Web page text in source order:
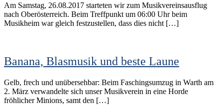
Am Samstag, 26.08.2017 starteten wir zum Musikvereinsausflug
nach Oberösterreich. Beim Treffpunkt um 06:00 Uhr beim
Musikheim war gleich festzustellen, dass dies nicht […]
Banana, Blasmusik und beste Laune
Gelb, frech und unübersehbar: Beim Faschingsumzug in Warth am
2. März verwandelte sich unser Musikverein in eine Horde
fröhlicher Minions, samt den […]